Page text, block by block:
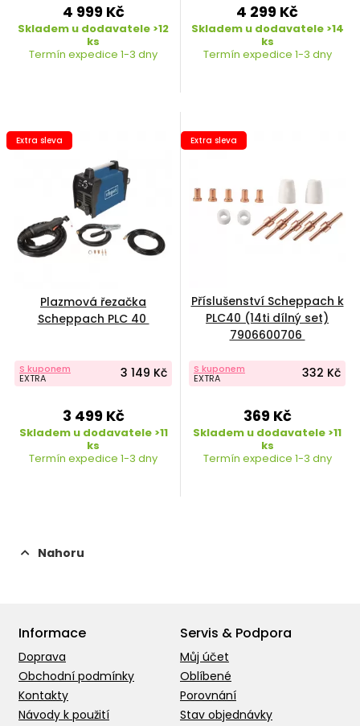
4 999 Kč
Skladem u dodavatele >12
ks
Termín expedice 1-3 dny
4 299 Kč
Skladem u dodavatele >14
ks
Termín expedice 1-3 dny
Extra sleva
Plazmová řezačka
Scheppach PLC 40
S kuponem
EXTRA 3 149 Kč
3 499 Kč
Skladem u dodavatele >11
ks
Termín expedice 1-3 dny
Extra sleva
Příslušenství Scheppach k
PLC40 (14ti dílný set)
7906600706
S kuponem
EXTRA 332 Kč
369 Kč
Skladem u dodavatele >11
ks
Termín expedice 1-3 dny
Nahoru
Informace
Doprava
Obchodní podmínky
Kontakty
Návody k použití
Servis & Podpora
Můj účet
Oblíbené
Porovnání
Stav objednávky